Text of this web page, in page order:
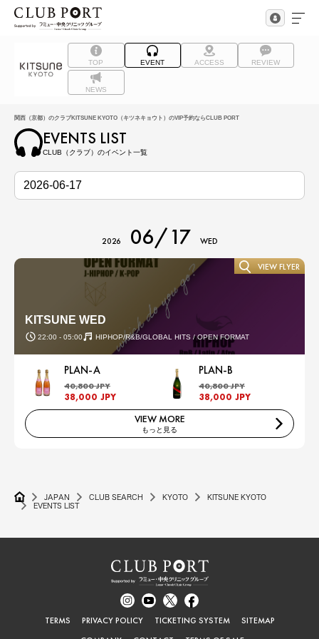
TOP EVENT ACCESS REVIEW
NEWS
関西（京都）のクラブKITSUNE KYOTO（キツネキョウト）のVIP予約ならCLUB PORT
EVENTS LIST
CLUB（クラブ）のイベント一覧
2026 06/17 WED
KITSUNE WED
22:00 - 05:00 HIPHOP/R&B/GLOBAL HITS / OPEN FORMAT
VIEW FLYER
PLAN-A
40,800 JPY
38,000 JPY
PLAN-B
40,800 JPY
38,000 JPY
VIEW MORE
もっと見る
JAPAN CLUB SEARCH KYOTO
KITSUNE KYOTO
EVENTS LIST
TERMS PRIVACY POLICY TICKETING SYSTEM
SITEMAP